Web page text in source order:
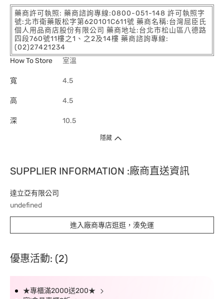
藥商許可執照: 藥商諮詢專線:0800-051-148 許可執照字
號:北市衛藥販松字第620101C611號 藥商名稱:台灣屈臣氏
個人用品商店股份有限公司 藥商地址:台北市松山區八德路
四段760號11樓之1、之2及14樓 藥商諮詢專線:
(02)27421234
How To Store
室溫
寬 4.5
高 4.5
深 10.5
隱藏
SUPPLIER INFORMATION :廠商直送資訊
達立亞有限公司
undefined
進入廠商專店逛逛，湊免運
優惠活動: (2)
★專櫃滿2000送200★